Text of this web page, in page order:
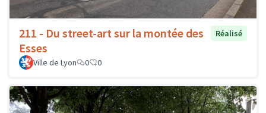
211 - Du street-art sur la montée des
Esses
Réalisé
Ville de Lyon 0 0